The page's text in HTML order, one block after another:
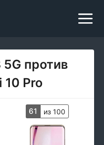
5G против
10 Pro
61 из 100